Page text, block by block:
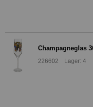
Champagneglas
226602 Lager: 4